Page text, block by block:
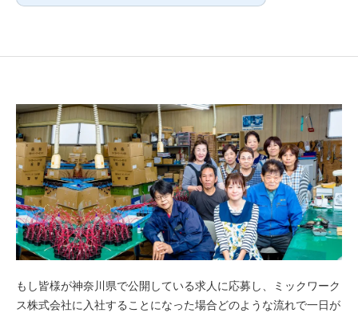
もし皆様が神奈川県で公開している求人に応募し、ミックワーク
ス株式会社に入社することになった場合どのような流れで一日が